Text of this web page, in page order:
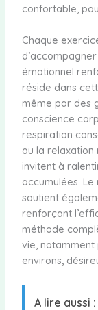
confortable,
Chaque
émotionnel
réside dans
même par des
conscience
respiration
ou la relaxation
invitent à
accumulées.
soutient
renforçant
méthode
vie, notamment
environs,
A lire aussi :